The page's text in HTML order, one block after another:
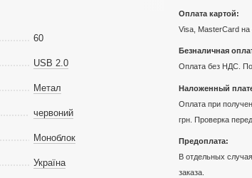
60
USB 2.0
Метал
червоний
Моноблок
Україна
Оплата картой:
Visa, MasterCard на
Безналичная
Оплата без НДС.
Наложенный
Оплата при
грн. Проверка
Предоплата:
В отдельных
заказа.